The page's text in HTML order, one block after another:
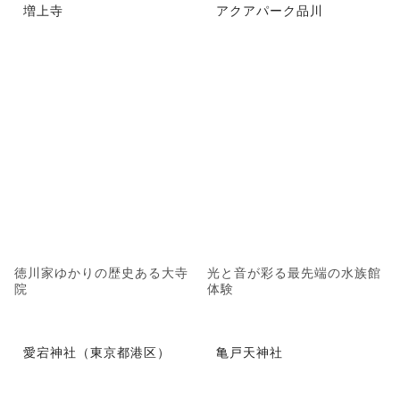
増上寺
徳川家ゆかりの歴史ある大寺
院
アクアパーク品川
光と音が彩る最先端の水族館
体験
愛宕神社（東京都港区） 亀戸天神社